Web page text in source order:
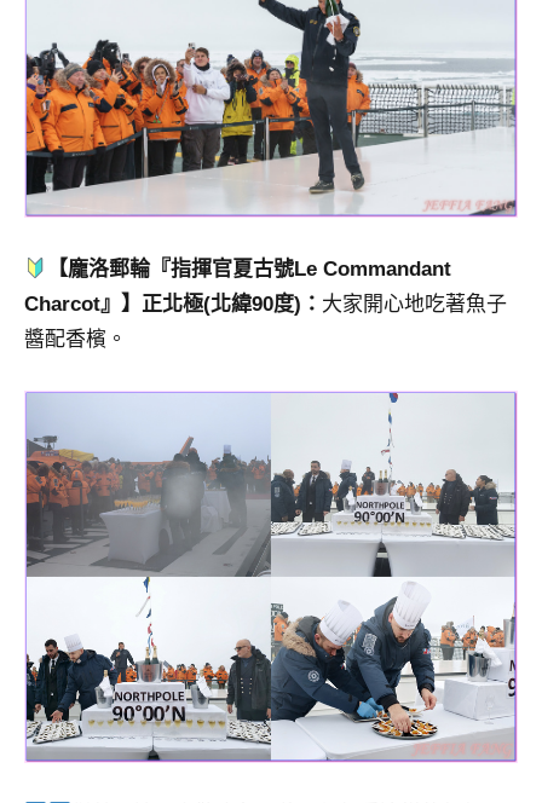
【龐洛郵輪『指揮官夏古號Le Commandant
Charcot』】正北極(北緯90度)： 大家開心地吃著魚子
醬配香檳。